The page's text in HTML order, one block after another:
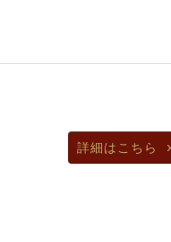
詳細はこちら